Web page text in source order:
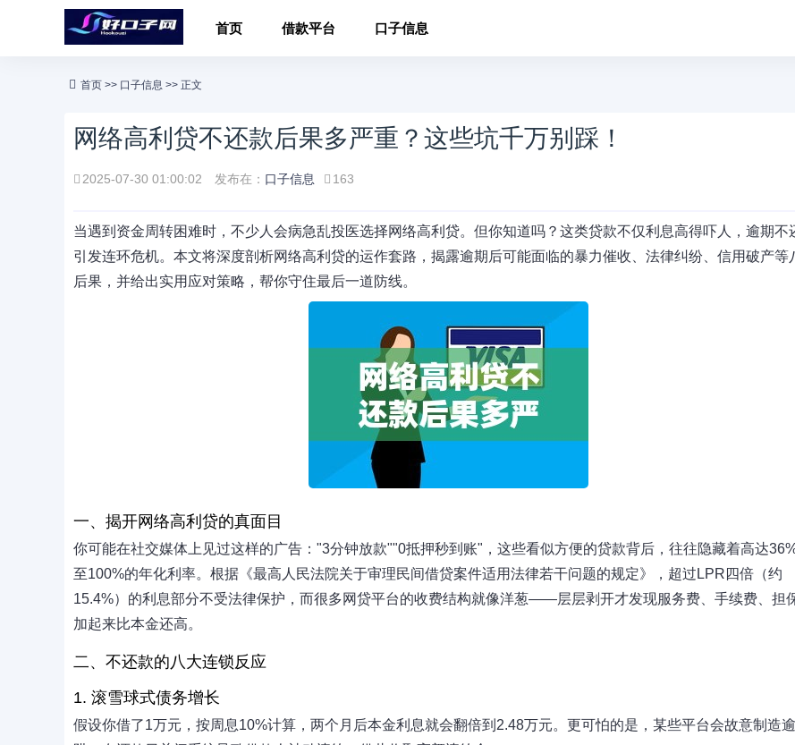
首页 借款平台 口子信息
首页 >> 口子信息 >> 正文
网络高利贷不还款后果多严重？这些坑千万别踩！
2025-07-30 01:00:02 发布在： 口子信息 163
当遇到资金周转困难时，不少人会病急乱投医选择网络高利贷。但你知道吗？这类贷款不仅利息高得吓人，逾期不
引发连环危机。本文将深度剖析网络高利贷的运作套路，揭露逾期后可能面临的暴力催收、法律纠纷、信用破产等
后果，并给出实用应对策略，帮你守住最后一道防线。
一、揭开网络高利贷的真面目
你可能在社交媒体上见过这样的广告："3分钟放款""0抵押秒到账"，这些看似方便的贷款背后，往往隐藏着高达
至100%的年化利率。根据《最高人民法院关于审理民间借贷案件适用法律若干问题的规定》，超过LPR四倍（约
15.4%）的利息部分不受法律保护，而很多网贷平台的收费结构就像洋葱——层层剥开才发现服务费、手续费、担
加起来比本金还高。
二、不还款的八大连锁反应
1. 滚雪球式债务增长
假设你借了1万元，按周息10%计算，两个月后本金利息就会翻倍到2.48万元。更可怕的是，某些平台会故意制造